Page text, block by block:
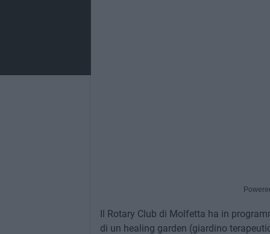
Il Rotary Club di Molfetta ha in
di un healing garden (giardino